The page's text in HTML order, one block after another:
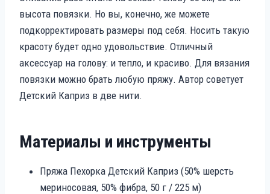
высота повязки. Но вы, конечно, же можете
подкорректировать размеры под себя. Носить такую
красоту будет одно удовольствие. Отличный
аксессуар на голову: и тепло, и красиво. Для вязания
повязки можно брать любую пряжу. Автор советует
Детский Каприз в две нити.
Материалы и инструменты
Пряжа Пехорка Детский Каприз (50% шерсть
мериносовая, 50% фибра, 50 г / 225 м)